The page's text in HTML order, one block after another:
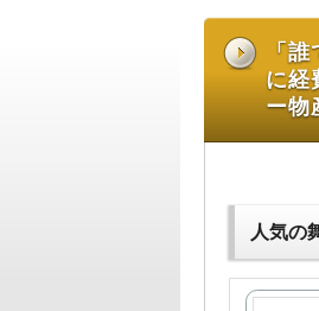
「
に経
ー物
人気の